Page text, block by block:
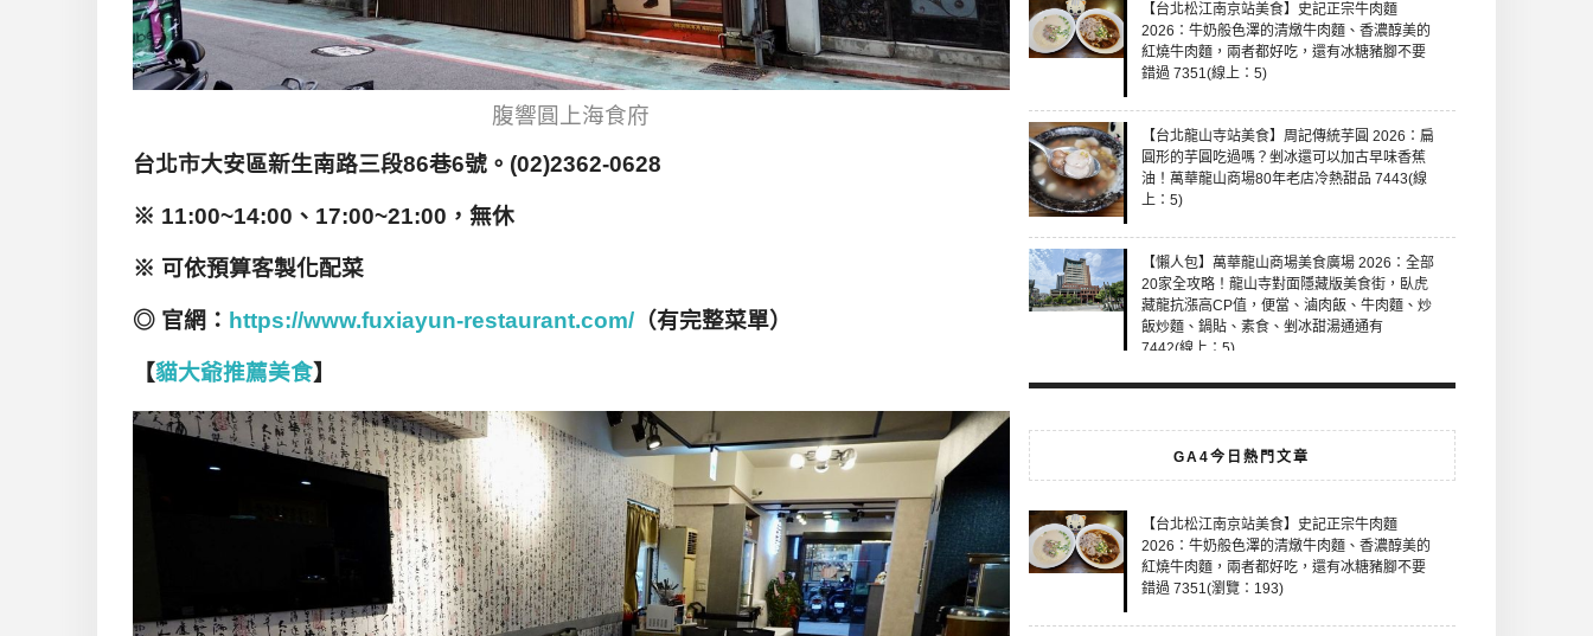
腹響圓上海食府
台北市大安區新生南路三段86巷6號。(02)2362-0628
※ 11:00~14:00、17:00~21:00，無休
※ 可依預算客製化配菜
◎ 官網： https://www.fuxiayun-restaurant.com/（有完整菜單）
【貓大爺推薦美食】
【台北松江南京站美食】史記正宗牛肉麵
2026：牛奶般色澤的清燉牛肉麵、香濃醇美的
紅燒牛肉麵，兩者都好吃，還有冰糖豬腳不要
錯過 7351(線上：5)
【台北龍山寺站美食】周記傳統芋圓 2026：扁
圓形的芋圓吃過嗎？剉冰還可以加古早味香蕉
油！萬華龍山商場80年老店冷熱甜品 7443(線
上：5)
【懶人包】萬華龍山商場美食廣場 2026：全部
20家全攻略！龍山寺對面隱藏版美食街，臥虎
藏龍抗漲高CP值，便當、滷肉飯、牛肉麵、炒
飯炒麵、鍋貼、素食、剉冰甜湯通通有
7442(線上：5)
GA4今日熱門文章
【台北松江南京站美食】史記正宗牛肉麵
2026：牛奶般色澤的清燉牛肉麵、香濃醇美的
紅燒牛肉麵，兩者都好吃，還有冰糖豬腳不要
錯過 7351(瀏覽：193)